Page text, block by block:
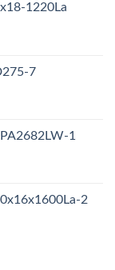
1220La
7
1
2